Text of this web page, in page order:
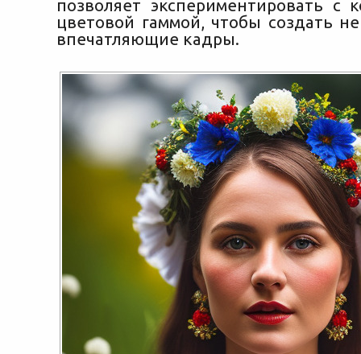
позволяет экспериментировать с
цветовой гаммой, чтобы создать
впечатляющие кадры.